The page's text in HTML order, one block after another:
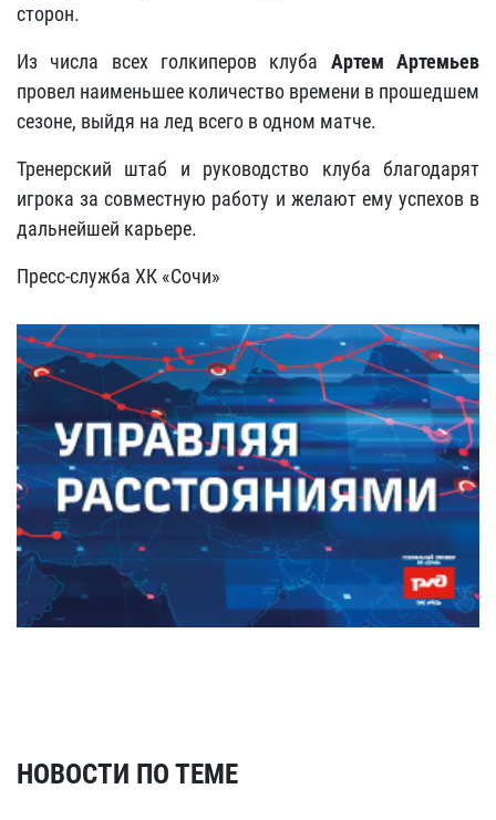
сторон.
Из числа всех голкиперов клуба Артем Артемьев
провел наименьшее количество времени в прошедшем
сезоне, выйдя на лед всего в одном матче.
Тренерский штаб и руководство клуба благодарят
игрока за совместную работу и желают ему успехов в
дальнейшей карьере.
Пресс-служба ХК «Сочи»
НОВОСТИ ПО ТЕМЕ